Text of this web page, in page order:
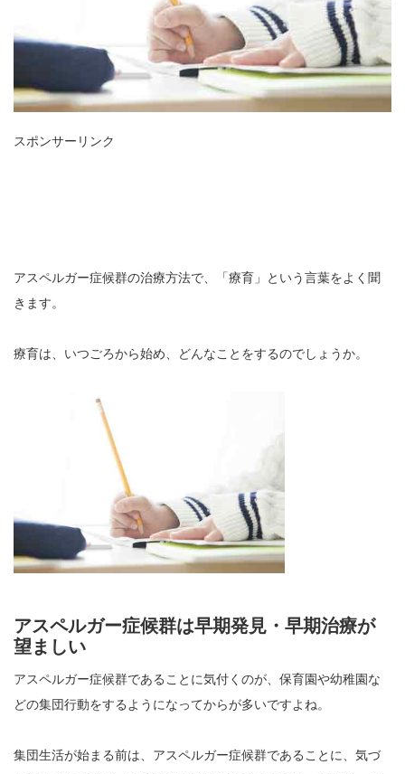
スポンサーリンク
アスペルガー症候群の治療方法で、「療育」という言葉をよく聞
きます。
療育は、いつごろから始め、どんなことをするのでしょうか。
アスペルガー症候群は早期発見・早期治療が
望ましい
アスペルガー症候群であることに気付くのが、保育園や幼稚園な
どの集団行動をするようになってからが多いですよね。
集団生活が始まる前は、アスペルガー症候群であることに、気づ